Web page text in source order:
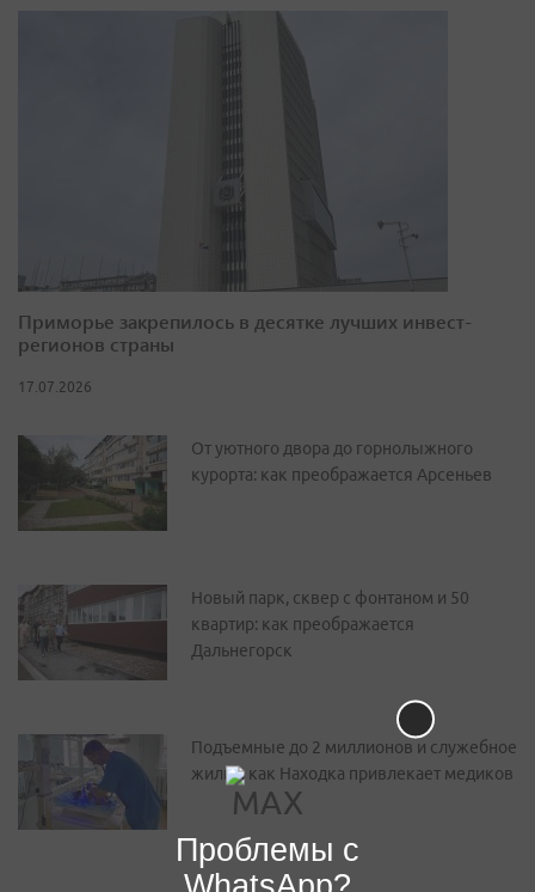
Приморье закрепилось в десятке лучших инвест-
регионов страны
17.07.2026
От уютного двора до горнолыжного
курорта: как преображается Арсеньев
Новый парк, сквер с фонтаном и 50
квартир: как преображается
Дальнегорск
Подъемные до 2 миллионов и служебное
жилье: как Находка привлекает медиков
Проблемы с